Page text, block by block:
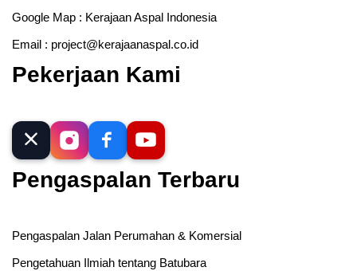
Google Map : Kerajaan Aspal Indonesia
Email : project@kerajaanaspal.co.id
Pekerjaan Kami
Pengaspalan Terbaru
Pengaspalan Jalan Perumahan & Komersial
Pengetahuan Ilmiah tentang Batubara